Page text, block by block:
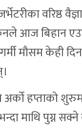
वरिष्ठ
आज बिहान
मौसम केही
हप्ताको
माथि पुग्न